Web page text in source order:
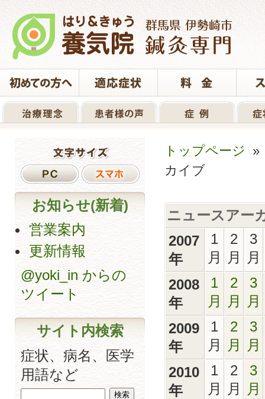
トップページ
カイブ
ニュースアー
2007
年
1
月
2
月
3
月
2008
年
1
月
2
月
3
月
2009
年
1
月
2
月
3
月
2010
年
1
月
2
月
3
月
お知らせ(新着)
営業案内
更新情報
@yoki_in からの
ツイート
サイト内検索
症状、病名、医学
用語など